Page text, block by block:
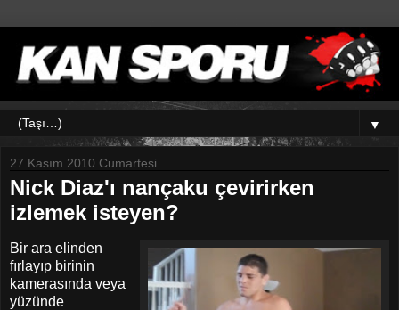
▼
27 Kasım 2010 Cumartesi
Nick Diaz'ı nançaku çevirirken
izlemek isteyen?
Bir ara elinden
fırlayıp birinin
kamerasında veya
yüzünde